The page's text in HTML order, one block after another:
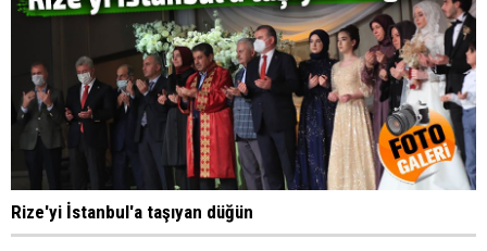
Rize'yi İstanbul'a taşıyan düğün